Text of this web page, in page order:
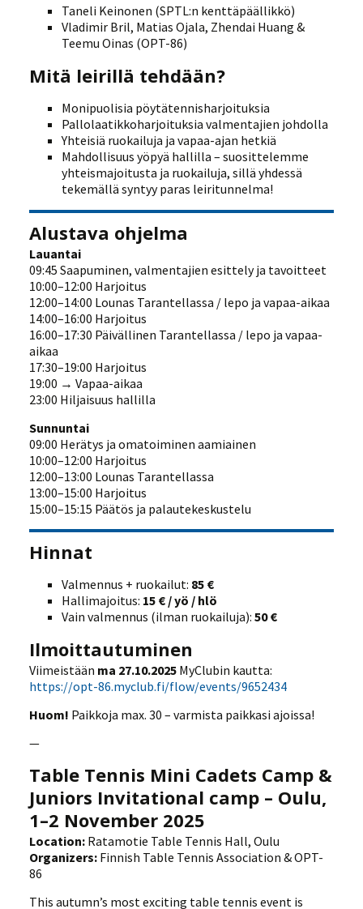
Taneli Keinonen (SPTL:n kenttäpäällikkö)
Vladimir Bril, Matias Ojala, Zhendai Huang &
Teemu Oinas (OPT-86)
Mitä leirillä tehdään?
Monipuolisia pöytätennisharjoituksia
Pallolaatikkoharjoituksia valmentajien johdolla
Yhteisiä ruokailuja ja vapaa-ajan hetkiä
Mahdollisuus yöpyä hallilla – suosittelemme
yhteismajoitusta ja ruokailuja, sillä yhdessä
tekemällä syntyy paras leiritunnelma!
Alustava ohjelma
Lauantai
09:45 Saapuminen, valmentajien esittely ja tavoitteet
10:00–12:00 Harjoitus
12:00–14:00 Lounas Tarantellassa / lepo ja vapaa-aikaa
14:00–16:00 Harjoitus
16:00–17:30 Päivällinen Tarantellassa / lepo ja vapaa-
aikaa
17:30–19:00 Harjoitus
19:00 → Vapaa-aikaa
23:00 Hiljaisuus hallilla
Sunnuntai
09:00 Herätys ja omatoiminen aamiainen
10:00–12:00 Harjoitus
12:00–13:00 Lounas Tarantellassa
13:00–15:00 Harjoitus
15:00–15:15 Päätös ja palautekeskustelu
Hinnat
Valmennus + ruokailut: 85 €
Hallimajoitus: 15 € / yö / hlö
Vain valmennus (ilman ruokailuja):50 €
Ilmoittautuminen
Viimeistään ma 27.10.2025 MyClubin kautta:
https://opt-86.myclub.fi/flow/events/9652434
Huom! Paikkoja max. 30 – varmista paikkasi ajoissa!
—
Table Tennis Mini Cadets Camp &
Juniors Invitational camp – Oulu,
1–2 November 2025
Location: Ratamotie Table Tennis Hall, Oulu
Organizers: Finnish Table Tennis Association & OPT-
86
This autumn’s most exciting table tennis event is